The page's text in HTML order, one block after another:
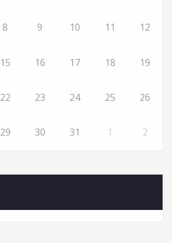
8 9 10 11 12
15 16 17 18 19
22 23 24 25 26
29 30 31 1 2